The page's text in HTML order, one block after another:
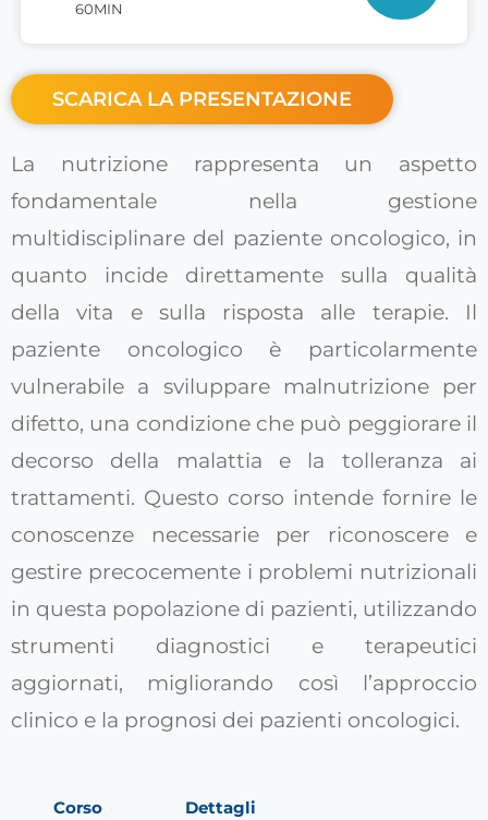
SCARICA LA PRESENTAZIONE
La nutrizione rappresenta un aspetto
fondamentale nella gestione
multidisciplinare del paziente oncologico, in
quanto incide direttamente sulla qualità
della vita e sulla risposta alle terapie. Il
paziente oncologico è particolarmente
vulnerabile a sviluppare malnutrizione per
difetto, una condizione che può peggiorare il
decorso della malattia e la tolleranza ai
trattamenti. Questo corso intende fornire le
conoscenze necessarie per riconoscere e
gestire precocemente i problemi nutrizionali
in questa popolazione di pazienti, utilizzando
strumenti diagnostici e terapeutici
aggiornati, migliorando così l’approccio
clinico e la prognosi dei pazienti oncologici.
Corso Dettagli
60MIN